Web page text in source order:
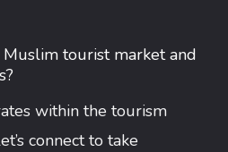
tourist market and
within the tourism
connect to take